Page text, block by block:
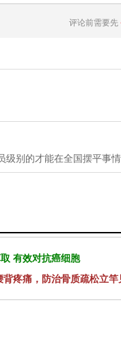
评论前需要先
级别的才能在全国摆平事
有效对抗癌细胞
疼痛，防治骨质疏松立竿